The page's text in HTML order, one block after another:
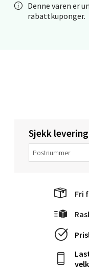
Denne varen er
rabattkuponger.
Sjekk
Fri
Åpent i dag 10-20
0 i butikk